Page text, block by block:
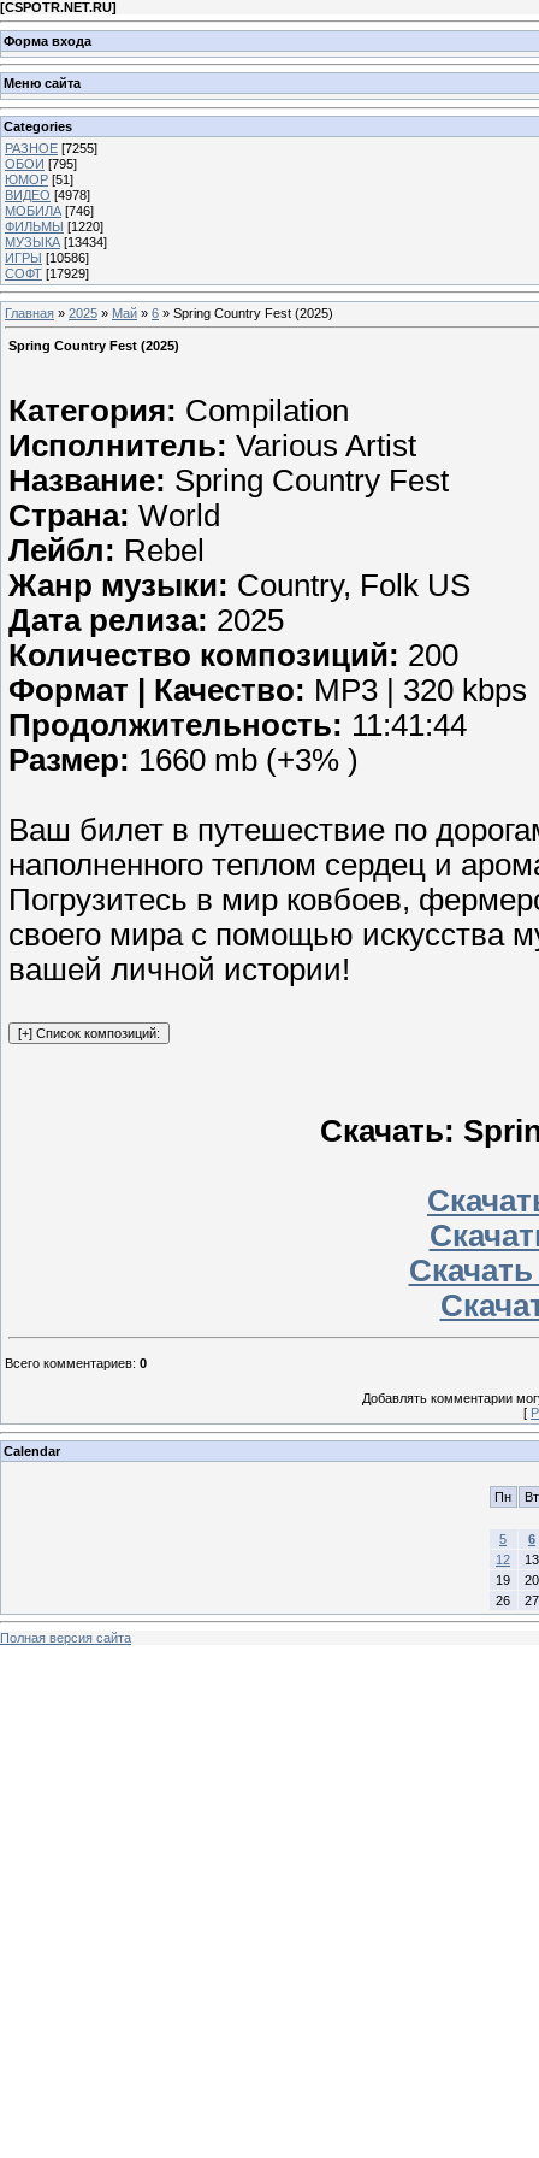
[CSPOTR.NET.RU]
Форма входа
Меню сайта
Categories
РАЗНОЕ [7255]
ОБОИ [795]
ЮМОР [51]
ВИДЕО [4978]
МОБИЛА [746]
ФИЛЬМЫ [1220]
МУЗЫКА [13434]
ИГРЫ [10586]
СОФТ [17929]
Главная » 2025 » Май » 6 » Spring Country Fest (2025)
Spring Country Fest (2025)
Категория: Compilation
Исполнитель: Various Artist
Название: Spring Country Fest
Страна: World
Лейбл: Rebel
Жанр музыки: Country, Folk US
Дата релиза: 2025
Количество композиций: 200
Формат | Качество: MP3 | 320 kbps
Продолжительность: 11:41:44
Размер: 1660 mb (+3% )
Ваш билет в путешествие по
наполненного теплом сердец и
Погрузитесь в мир ковбоев,
своего мира с помощью искусства
вашей личной истории!
Скачать:
Всего комментариев: 0
Добавлять комментарии
[
Calendar
Пн Вт
5
6
12
13
19
20
26
27
Полная версия сайта